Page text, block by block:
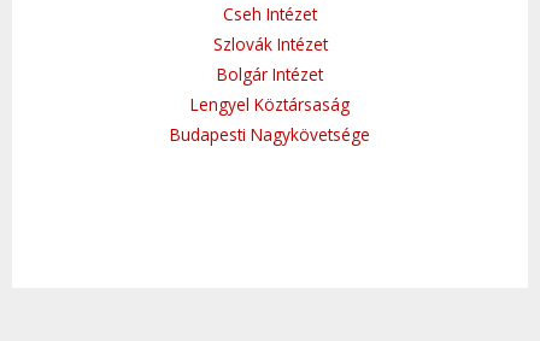
Cseh Intézet
Szlovák Intézet
Bolgár Intézet
Lengyel Köztársaság
Budapesti Nagykövetsége